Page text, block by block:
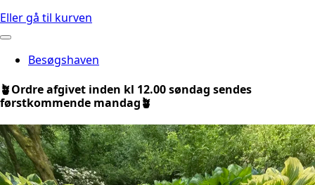
Eller gå til kurven
Besøgshaven
🪴Ordre afgivet inden kl 12.00 søndag sendes
førstkommende mandag🪴